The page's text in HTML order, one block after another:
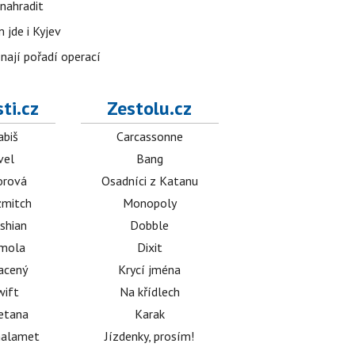
jde i Kyjev
pořadí operací
Zestolu.cz
Carcassonne
Bang
Osadníci z Katanu
Monopoly
Dobble
Dixit
Krycí jména
Na křídlech
Karak
Jízdenky, prosím!